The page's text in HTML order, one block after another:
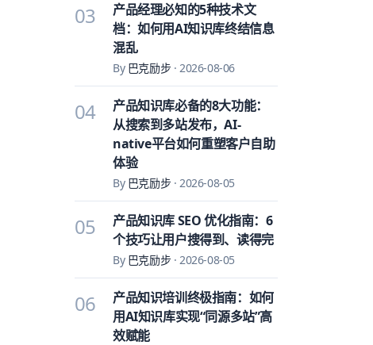
03
产品经理必知的5种技术文
档：如何用AI知识库终结信息
混乱
By 巴克励步·2026-08-06
04
产品知识库必备的8大功能：
从搜索到多站发布，AI-
native平台如何重塑客户自助
体验
By 巴克励步·2026-08-05
05
产品知识库 SEO 优化指南：6
个技巧让用户搜得到、读得完
By 巴克励步·2026-08-05
06
产品知识培训终极指南：如何
用AI知识库实现“同源多站”高
效赋能